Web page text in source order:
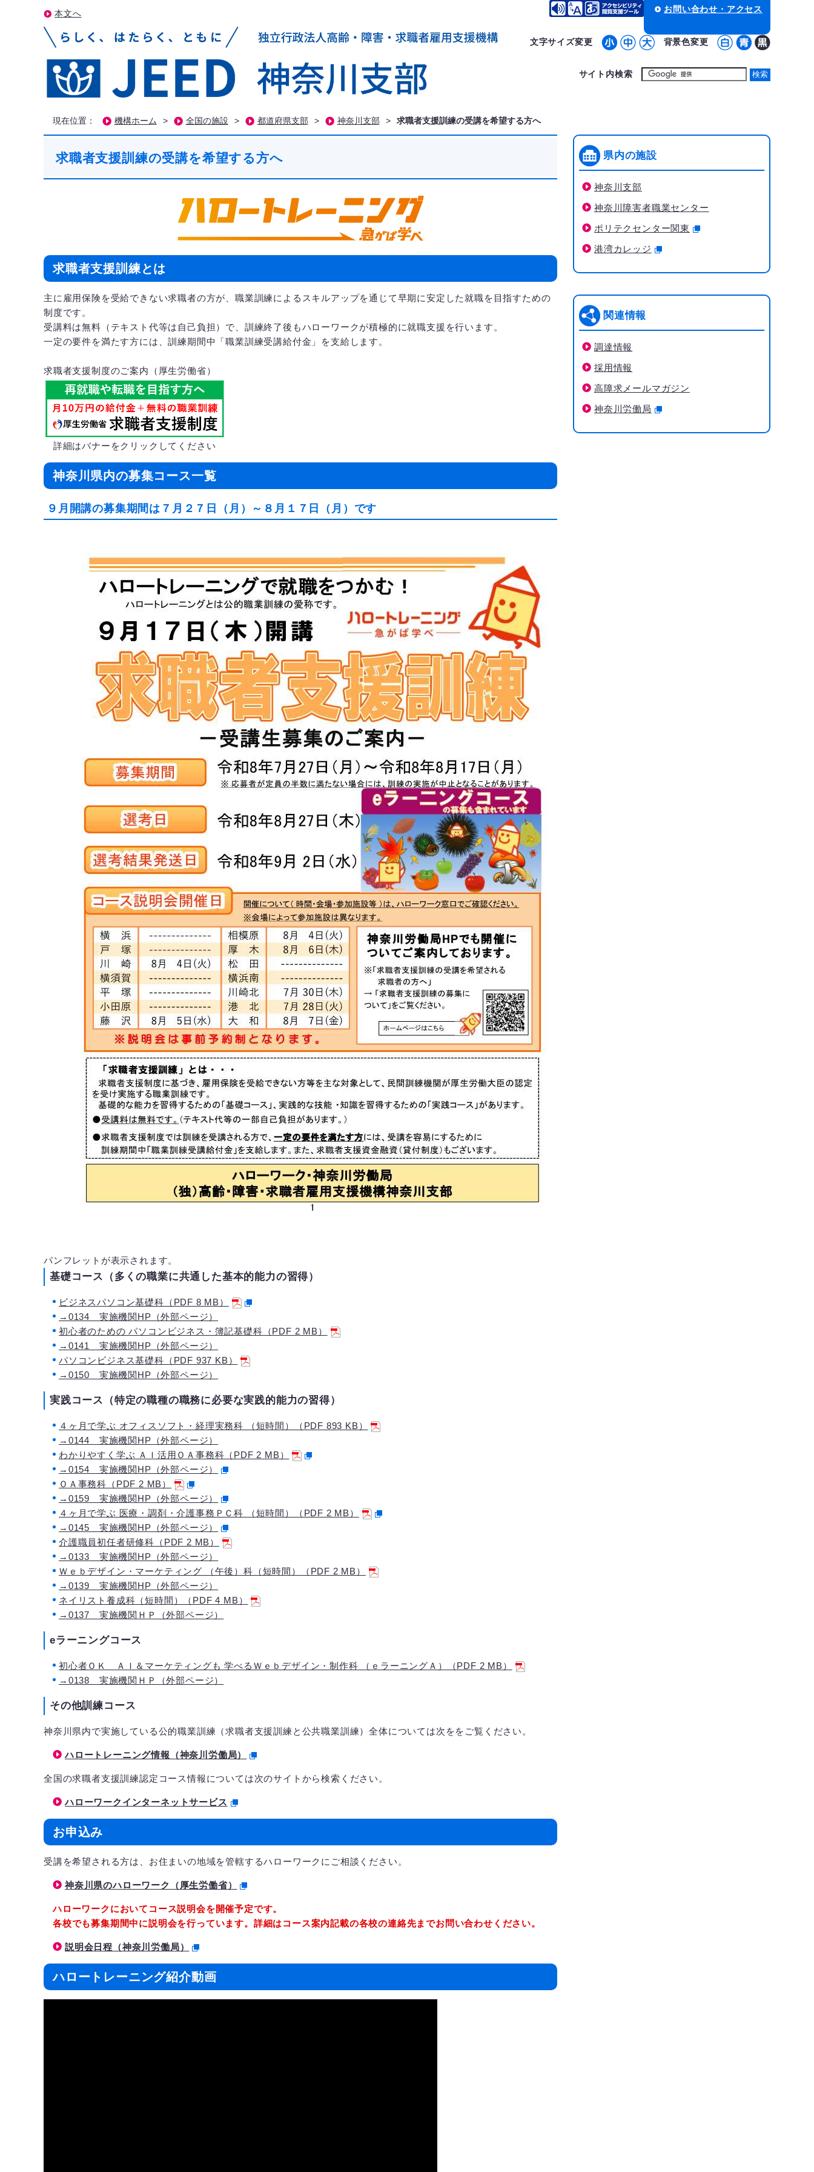
本文へ お問い合わせ・アクセス
文字サイズ変更 背景色変更
サイト内検索
現在位置： 機構ホーム > 全国の施設 > 都道府県支部 > 神奈川支部 > 求職者支援訓練の受講を希望する方へ
求職者支援訓練の受講を希望する方へ
求職者支援訓練とは
主に雇用保険を受給できない求職者の方が、職業訓練によるスキルアップを通じて早期に安定した就職を目指すための
制度です。
受講料は無料（テキスト代等は自己負担）で、訓練終了後もハローワークが積極的に就職支援を行います。
一定の要件を満たす方には、訓練期間中「職業訓練受講給付金」を支給します。
求職者支援制度のご案内（厚生労働省）
詳細はバナーをクリックしてください
神奈川県内の募集コース一覧
９月開講の募集期間は７月２７日（月）～８月１７日（月）です
パンフレットが表示されます。
基礎コース（多くの職業に共通した基本的能力の習得）
ビジネスパソコン基礎科（PDF 8 MB）
→0134 実施機関HP（外部ページ）
初心者のための パソコンビジネス・簿記基礎科（PDF 2 MB）
→0141 実施機関HP（外部ページ）
パソコンビジネス基礎科（PDF 937 KB）
→0150 実施機関HP（外部ページ）
実践コース（特定の職種の職務に必要な実践的能力の習得）
４ヶ月で学ぶ オフィスソフト・経理実務科 （短時間）（PDF 893 KB）
→0144 実施機関HP（外部ページ）
わかりやすく学ぶ ＡＩ活用ＯＡ事務科（PDF 2 MB）
→0154 実施機関HP（外部ページ）
ＯＡ事務科（PDF 2 MB）
→0159 実施機関HP（外部ページ）
４ヶ月で学ぶ 医療・調剤・介護事務ＰＣ科 （短時間）（PDF 2 MB）
→0145 実施機関HP（外部ページ）
介護職員初任者研修科（PDF 2 MB）
→0133 実施機関HP（外部ページ）
Ｗｅｂデザイン・マーケティング （午後）科（短時間）（PDF 2 MB）
→0139 実施機関HP（外部ページ）
ネイリスト養成科（短時間）（PDF 4 MB）
→0137 実施機関ＨＰ（外部ページ）
eラーニングコース
初心者ＯＫ ＡＩ＆マーケティングも 学べるＷｅｂデザイン・制作科 （ｅラーニングＡ）（PDF 2 MB）
→0138 実施機関ＨＰ（外部ページ）
その他訓練コース
神奈川県内で実施している公的職業訓練（求職者支援訓練と公共職業訓練）全体については次ををご覧ください。
ハロートレーニング情報（神奈川労働局）
全国の求職者支援訓練認定コース情報については次のサイトから検索ください。
ハローワークインターネットサービス
お申込み
受講を希望される方は、お住まいの地域を管轄するハローワークにご相談ください。
神奈川県のハローワーク（厚生労働省）
ハローワークにおいてコース説明会を開催予定です。
各校でも募集期間中に説明会を行っています。詳細はコース案内記載の各校の連絡先までお問い合わせください。
説明会日程（神奈川労働局）
ハロートレーニング紹介動画
県内の施設
神奈川支部
神奈川障害者職業センター
ポリテクセンター関東
港湾カレッジ
関連情報
調達情報
採用情報
高障求メールマガジン
神奈川労働局